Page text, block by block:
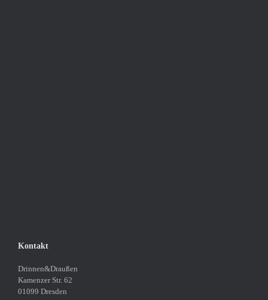
Kontakt
Drinnen&Draußen
Kamenzer Str. 62
01099 Dresden